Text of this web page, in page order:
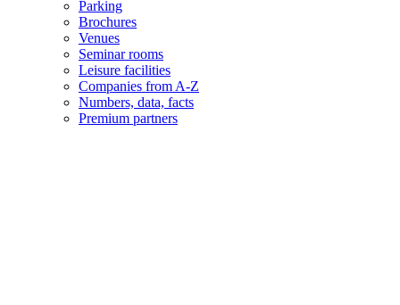
Parking
Brochures
Venues
Seminar rooms
Leisure facilities
Companies from A-Z
Numbers, data, facts
Premium partners